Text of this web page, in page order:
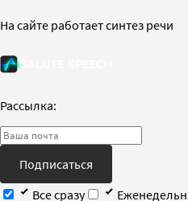
На сайте работает синтез речи
Рассылка:
Подписаться
Все сразу